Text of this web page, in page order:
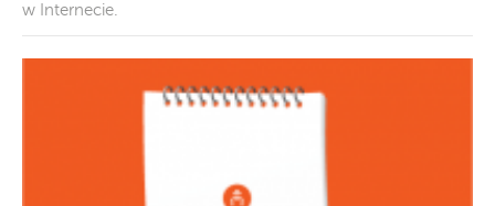
w Internecie.